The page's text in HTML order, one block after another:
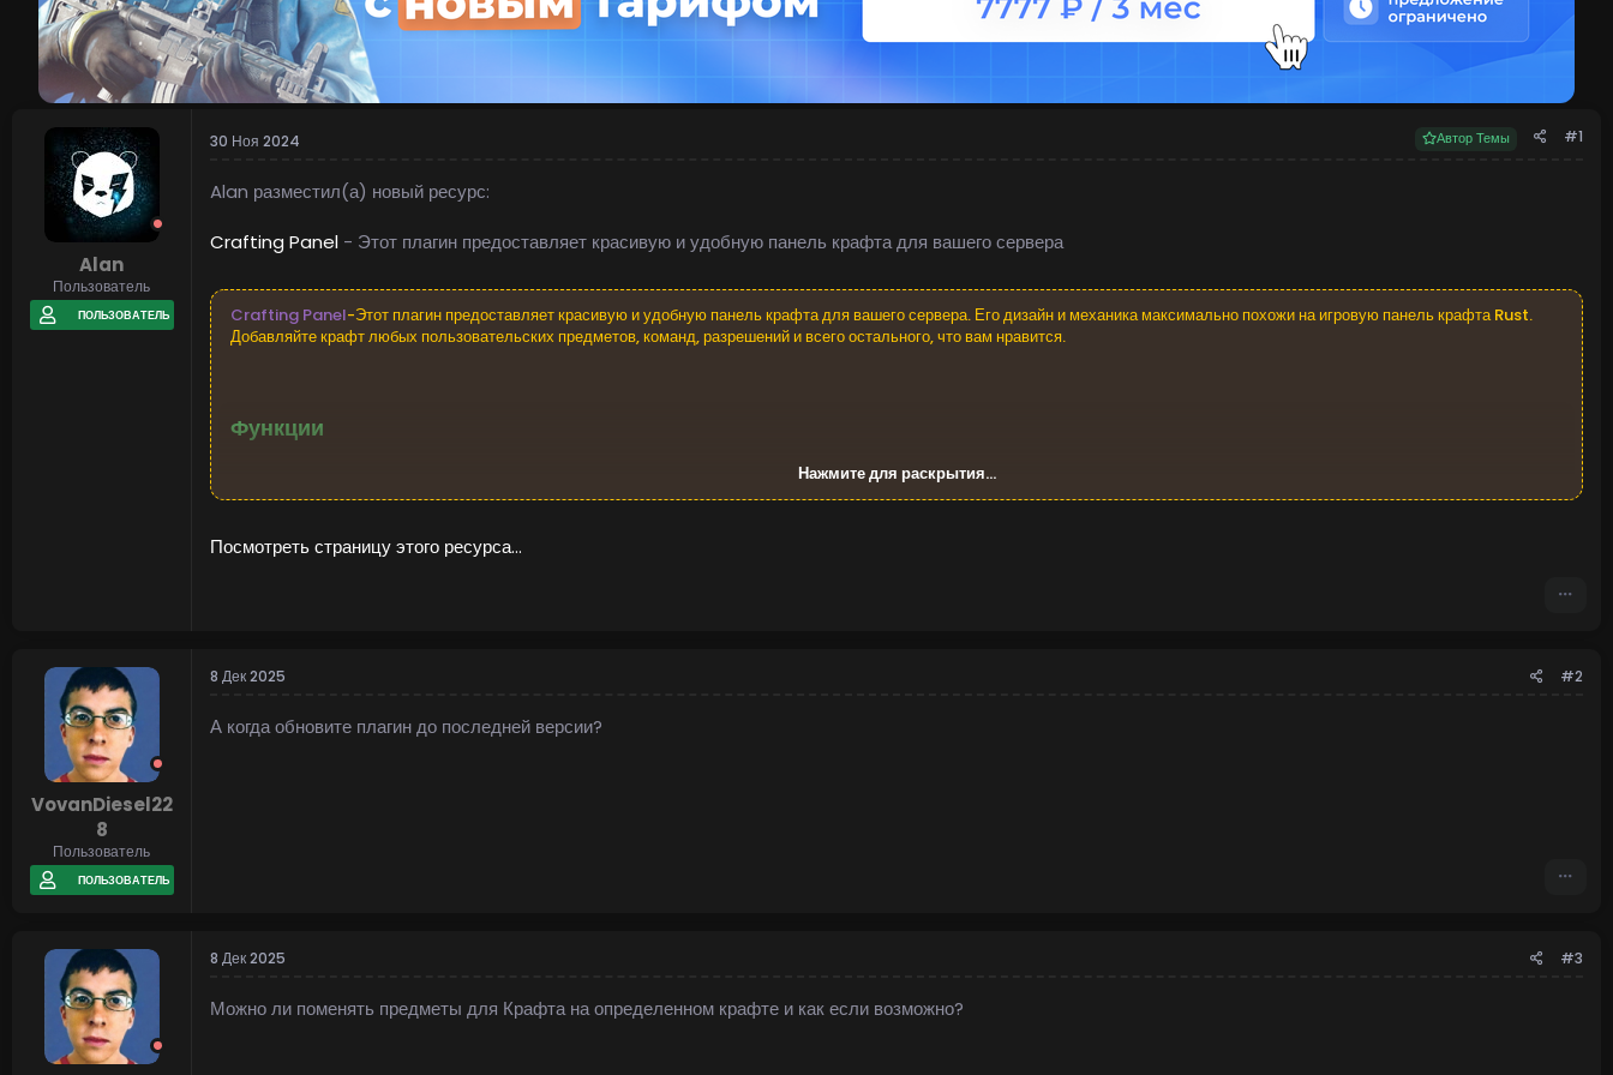
Alan
Пользователь
ПОЛЬЗОВАТЕЛЬ
30 Ноя 2024 Автор Темы #1
Alan разместил(а) новый ресурс:
Crafting Panel - Этот плагин предоставляет красивую и удобную панель крафта для вашего сервера
Crafting Panel-Этот плагин предоставляет красивую и удобную панель крафта для вашего сервера. Его дизайн и механика максимально похожи на игровую панель крафта Rust.
Добавляйте крафт любых пользовательских предметов, команд, разрешений и всего остального, что вам нравится.
Функции
Нажмите для раскрытия...
Посмотреть страницу этого ресурса...
VovanDiesel22
8
Пользователь
ПОЛЬЗОВАТЕЛЬ
8 Дек 2025 #2
А когда обновите плагин до последней версии?
8 Дек 2025 #3
Можно ли поменять предметы для Крафта на определенном крафте и как если возможно?